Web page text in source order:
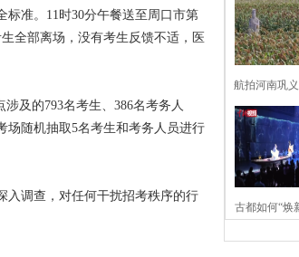
准。11时30分午餐送至周口市第
全部离场，没有考生反馈不适，医
及的793名考生、386名考务人
场随机抽取5名考生和考务人员进行
调查，对任何干扰招考秩序的行
航拍河南巩
时节
古都如何“焕